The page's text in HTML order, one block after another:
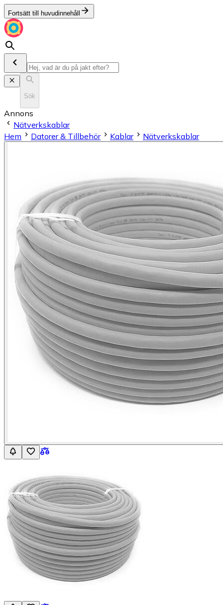
Fortsätt till huvudinnehåll
Sök
Annons
Nätverkskablar
Hem
Datorer & Tillbehör Kablar Nätverkskablar